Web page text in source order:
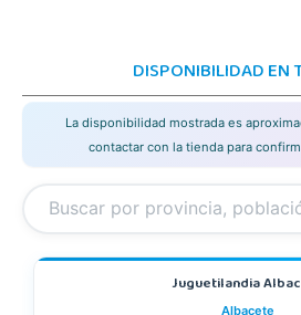
DISPONIBILIDAD EN
La disponibilidad mostrada es
contactar con la tienda para
Juguetilandia
Albacete